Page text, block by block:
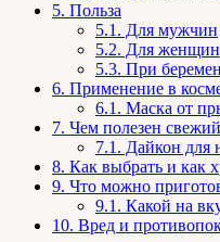
5. Польза
5.1. Для мужчин
5.2. Для женщин
5.3. При
6. Применение в
6.1. Маска от
7. Чем полезен
7.1. Дайкон для
8. Как выбрать и как
9. Что можно
9.1. Какой на
10. Вред и